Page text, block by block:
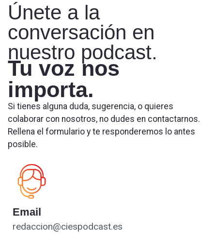
Únete a la
conversación en
nuestro podcast.
Tu voz nos
importa.
Si tienes alguna duda, sugerencia, o quieres
colaborar con nosotros, no dudes en contactarnos.
Rellena el formulario y te responderemos lo antes
posible.
Email
redaccion@ciespodcast.es